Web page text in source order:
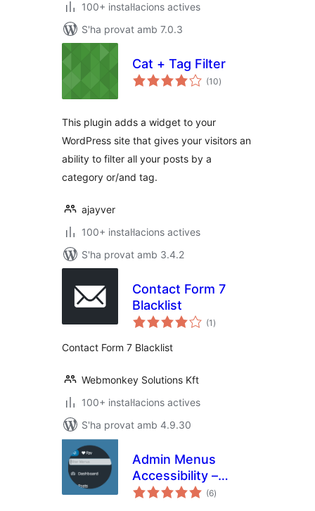
100+ instal·lacions actives
S'ha provat amb 7.0.3
Cat + Tag Filter
(10puntuacions
totals
)
This plugin adds a widget to your
WordPress site that gives your visitors an
ability to filter all your posts by a
category or/and tag.
ajayver
100+ instal·lacions actives
S'ha provat amb 3.4.2
Contact Form 7
Blacklist
(1 puntuacions
totals
)
Contact Form 7 Blacklist
Webmonkey Solutions Kft
100+ instal·lacions actives
S'ha provat amb 4.9.30
Admin Menus
Accessibility –
Quickly Search
(6puntuacions
totals
)